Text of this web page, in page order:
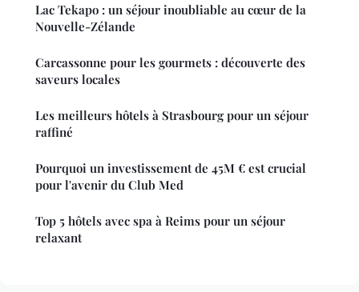
Lac Tekapo : un séjour inoubliable au cœur de la
Nouvelle-Zélande
Carcassonne pour les gourmets : découverte des
saveurs locales
Les meilleurs hôtels à Strasbourg pour un séjour
raffiné
Pourquoi un investissement de 45M € est crucial
pour l'avenir du Club Med
Top 5 hôtels avec spa à Reims pour un séjour
relaxant